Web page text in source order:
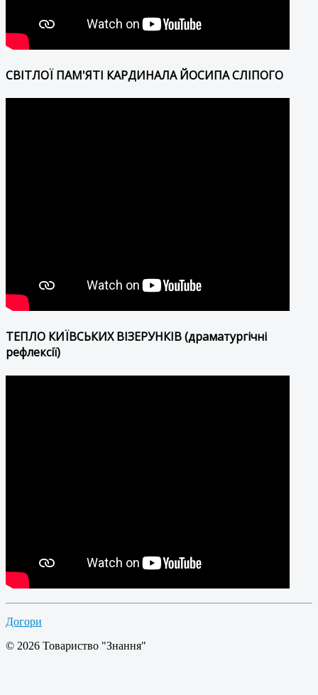
СВІТЛОЇ ПАМ'ЯТІ КАРДИНАЛА ЙОСИПА СЛІПОГО
ТЕПЛО КИЇВСЬКИХ ВІЗЕРУНКІВ (драматургічні
рефлексії)
Догори
© 2026 Товариство "Знання"